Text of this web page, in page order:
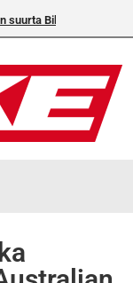
numeroa!